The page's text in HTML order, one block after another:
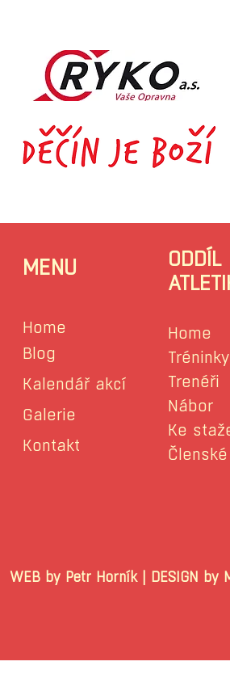
MENU
Home
Blog
Kalendář akcí
Galerie
Kontakt
ODDÍL
Home
Tréninky
Trenéři
Nábor
Ke
WEB by Petr Horník |